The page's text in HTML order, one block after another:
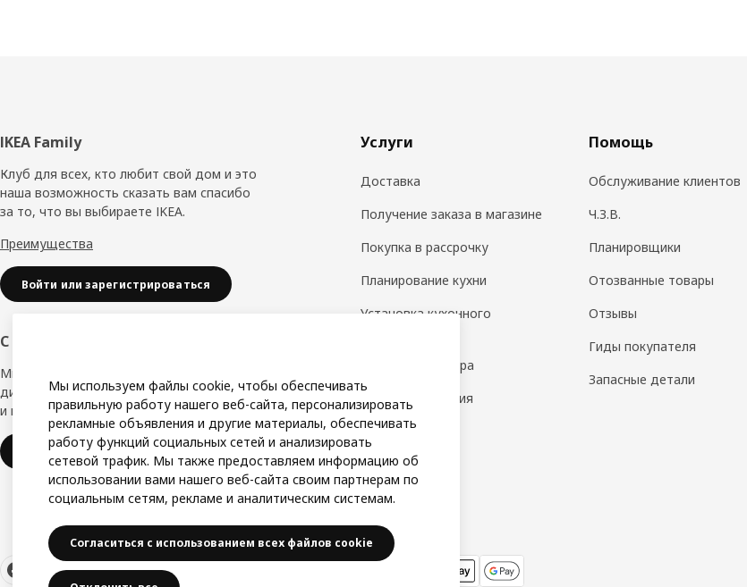
Нижний
колонтитул
IKEA Family
Клуб для всех, кто любит свой дом и это
наша возможность сказать вам спасибо
за то, что вы выбираете IKEA.
Преимущества
Войти или зарегистрироваться
С заботой о вашем бизнесе
Мы в IKEA, предлагаем безупречный
дизайн, вариации стилей, отличные цены
и надёжное качество.
IKEA для бизнеса
Услуги
Доставка
Получение заказа в магазине
Покупка в рассрочку
Планирование кухни
Установка кухонного
Дизайн интерьера
Замер помещения
Сборка
Помощь
Обслуживание клиентов
Ч.З.В.
Планировщики
Отозванные товары
Отзывы
Гиды покупателя
Запасные детали
Мы используем файлы cookie, чтобы обеспечивать
правильную работу нашего веб-сайта, персонализировать
рекламные объявления и другие материалы, обеспечивать
работу функций социальных сетей и анализировать
сетевой трафик. Мы также предоставляем информацию об
использовании вами нашего веб-сайта своим партнерам по
социальным сетям, рекламе и аналитическим системам.
Согласиться с использованием всех файлов cookie